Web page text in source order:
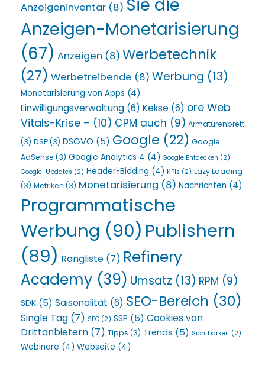
Anzeigeninventar (8) Sie die
Anzeigen-Monetarisierung
(67) Anzeigen (8) Werbetechnik
(27) Werbetreibende (8) Werbung (13)
Monetarisierung von Apps (4)
Einwilligungsverwaltung (6) Kekse (6) ore Web
Vitals-Krise – (10) CPM auch (9) Armaturenbrett
(3) DSP(3) DSGVO (5) Google (22) Google
AdSense (3) Google Analytics 4 (4) Google Entdecken (2)
Google-Updates (2) Header-Bidding (4) KPIs (2) Lazy Loading
(3) Metriken (3) Monetarisierung (8) Nachrichten (4)
Programmatische
Werbung (90) Publishern
(89) Rangliste (7) Refinery
Academy (39) Umsatz (13) RPM (9)
SDK (5) Saisonalität (6) SEO-Bereich (30)
Single Tag (7) SPO (2) SSP (5) Cookies von
Drittanbietern (7) Tipps (3) Trends (5) Sichtbarkeit (2)
Webinare (4) Webseite (4)